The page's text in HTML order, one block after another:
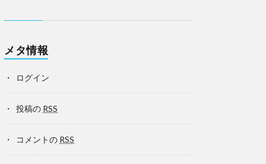
メタ情報
ログイン
投稿の RSS
コメントの RSS